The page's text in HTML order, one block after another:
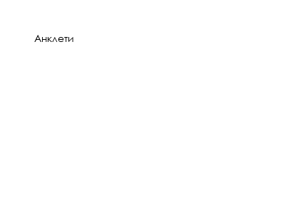
Анклети